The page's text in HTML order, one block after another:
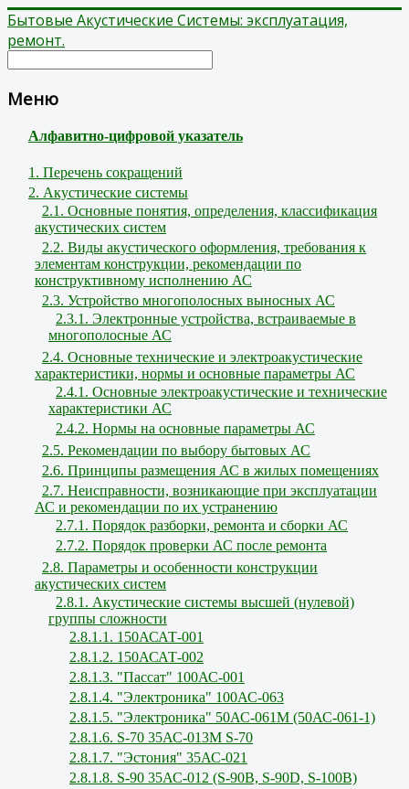
Бытовые Акустические Системы: эксплуатация,
ремонт.
Меню
Алфавитно-цифровой указатель
1. Перечень сокращений
2. Акустические системы
2.1. Основные понятия, определения, классификация
акустических систем
2.2. Виды акустического оформления, требования к
элементам конструкции, рекомендации по
конструктивному исполнению АС
2.3. Устройство многополосных выносных АС
2.3.1. Электронные устройства, встраиваемые в
многополосные АС
2.4. Основные технические и электроакустические
характеристики, нормы и основные параметры АС
2.4.1. Основные электроакустические и технические
характеристики АС
2.4.2. Нормы на основные параметры АС
2.5. Рекомендации по выбору бытовых АС
2.6. Принципы размещения АС в жилых помещениях
2.7. Неисправности, возникающие при эксплуатации
АС и рекомендации по их устранению
2.7.1. Порядок разборки, ремонта и сборки АС
2.7.2. Порядок проверки АС после ремонта
2.8. Параметры и особенности конструкции
акустических систем
2.8.1. Акустические системы высшей (нулевой)
группы сложности
2.8.1.1. 150АСАТ-001
2.8.1.2. 150АСАТ-002
2.8.1.3. "Пассат" 100АС-001
2.8.1.4. "Электроника" 100АС-063
2.8.1.5. "Электроника" 50АС-061М (50АС-061-1)
2.8.1.6. S-70 35АС-013М S-70
2.8.1.7. "Эстония" 35АС-021
2.8.1.8. S-90 35АС-012 (S-90В, S-90D, S-100В)